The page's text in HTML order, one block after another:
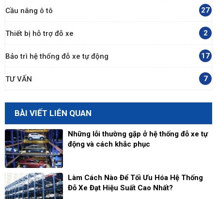
Cầu nâng ô tô 27
Thiết bị hỗ trợ đỗ xe 2
Bảo trì hệ thống đỗ xe tự động 17
TƯ VẤN 7
BÀI VIẾT LIÊN QUAN
Những lỗi thường gặp ở hệ thống đỗ xe tự
động và cách khắc phục
Làm Cách Nào Để Tối Ưu Hóa Hệ Thống
Đỗ Xe Đạt Hiệu Suất Cao Nhất?